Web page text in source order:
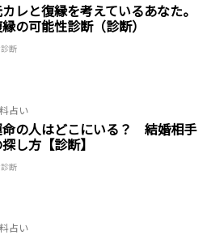
レと復縁を考えているあなた。
の可能性診断（診断）
診断
占い
の人はどこにいる？ 結婚相手
し方【診断】
診断
占い